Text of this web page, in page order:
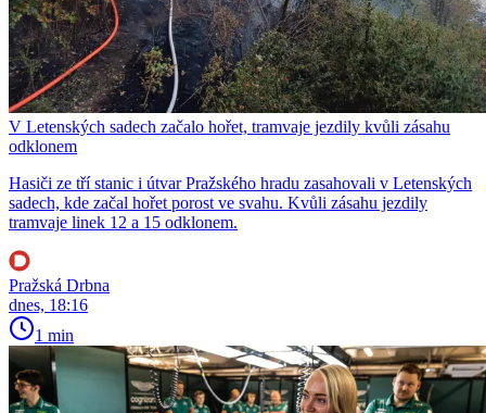
V Letenských sadech začalo hořet, tramvaje jezdily kvůli zásahu
odklonem
Hasiči ze tří stanic i útvar Pražského hradu zasahovali v Letenských
sadech, kde začal hořet porost ve svahu. Kvůli zásahu jezdily
tramvaje linek 12 a 15 odklonem.
Pražská Drbna
dnes, 18:16
1 min